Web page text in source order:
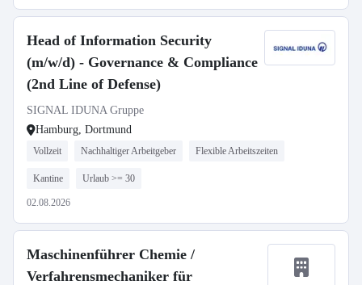
Head of Information Security
(m/w/d) - Governance & Compliance
(2nd Line of Defense)
SIGNAL IDUNA Gruppe
Hamburg, Dortmund
Vollzeit Nachhaltiger Arbeitgeber Flexible Arbeitszeiten
Kantine Urlaub >= 30
02.08.2026
Maschinenführer Chemie /
Verfahrensmechaniker für